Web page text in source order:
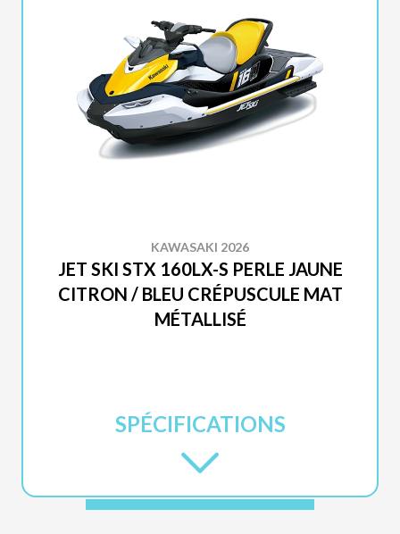
KAWASAKI 2026
JET SKI STX 160LX-S PERLE JAUNE
CITRON / BLEU CRÉPUSCULE MAT
MÉTALLISÉ
SPÉCIFICATIONS